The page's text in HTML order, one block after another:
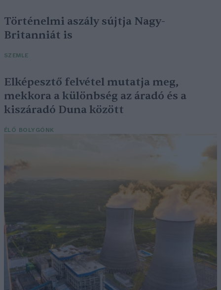
Történelmi aszály sújtja Nagy-
Britanniát is
SZEMLE
Elképesztő felvétel mutatja meg,
mekkora a különbség az áradó és a
kiszáradó Duna között
ÉLŐ BOLYGÓNK